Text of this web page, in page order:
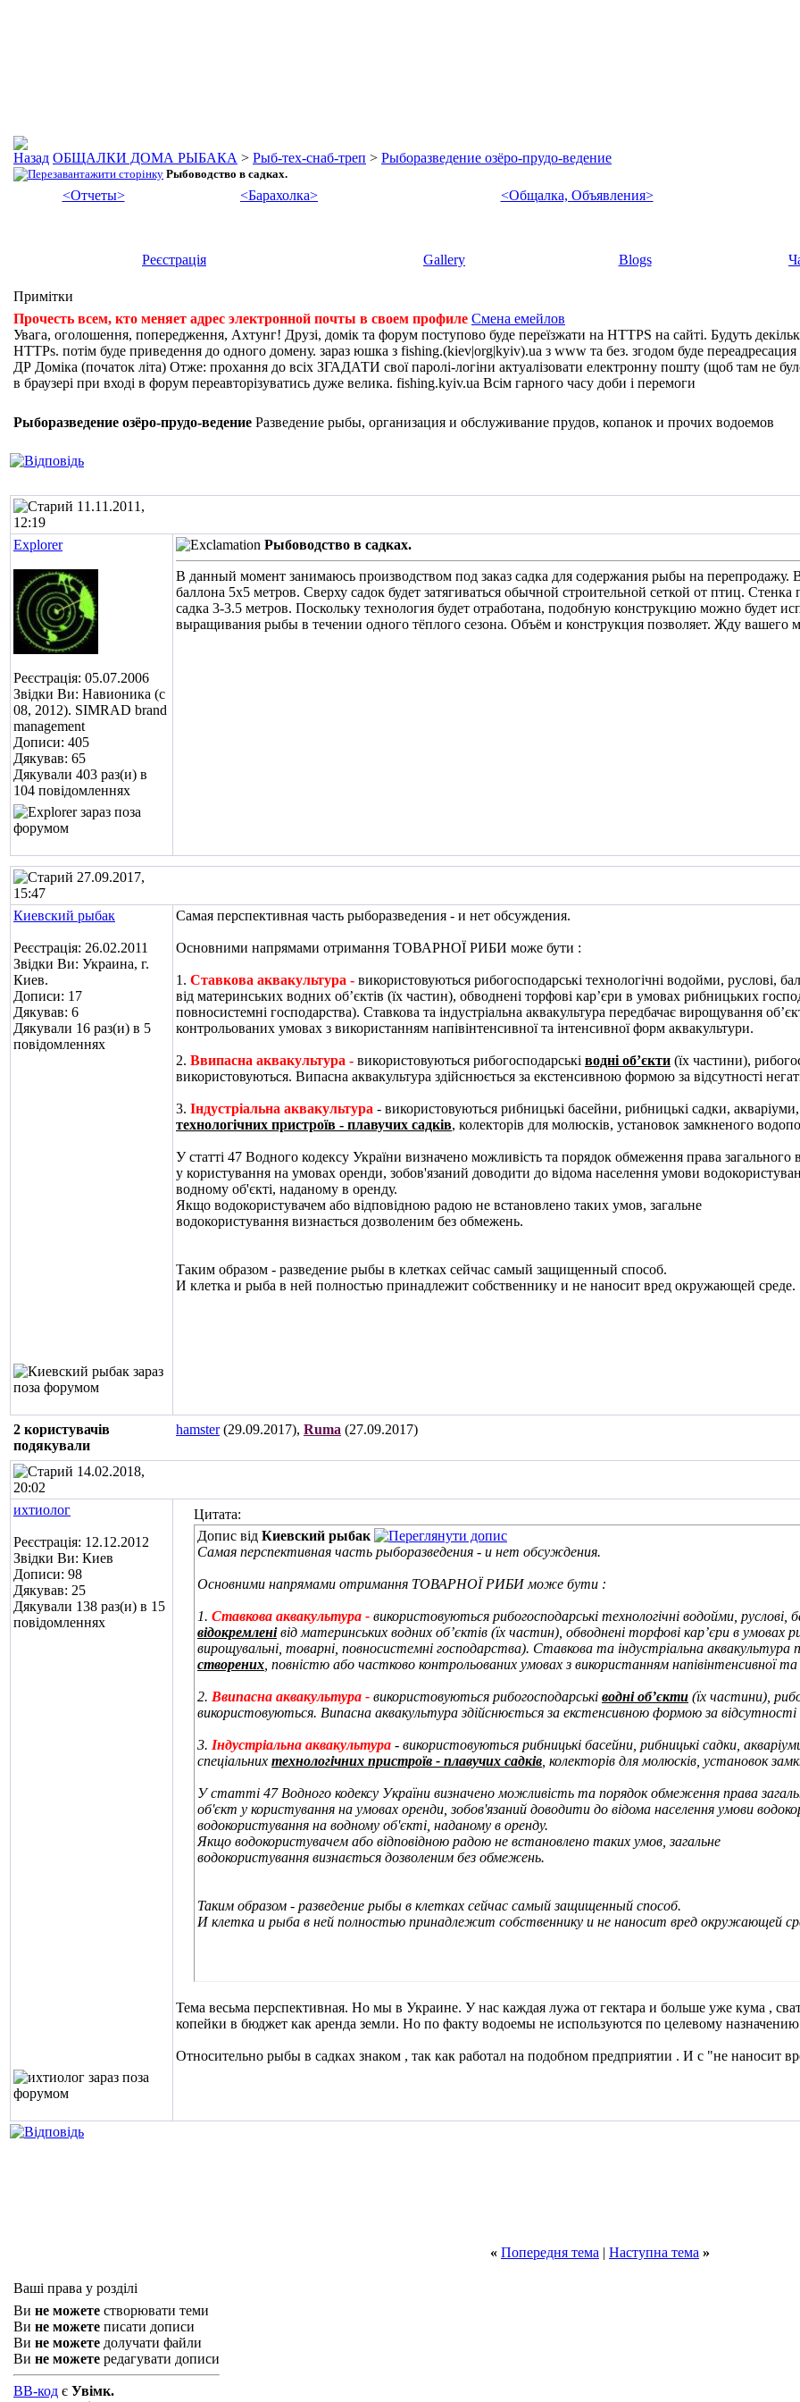
ОБЩАЛКИ ДОМА РЫБАКА > Рыб-тех-снаб-треп > Рыборазведение озёро-прудо-ведение
Рыбоводство в садках.
<Отчеты> <Барахолка> <Общалка, Объявления>
Реєстрація Gallery Blogs
Примітки
Прочесть всем, кто меняет адрес электронной почты в своем профиле Смена емейлов
Увага, оголошення, попередження, Ахтунг! Друзі, домік та форум поступово буде переїзжати на HTTPS на сайті. Будуть
HTTPs. потім буде приведення до одного домену. зараз юшка з fishing.(kiev|org|kyiv).ua з www та без. згодом буде
ДР Доміка (початок літа) Отже: прохання до всіх ЗГАДАТИ свої паролі-логіни актуалізовати електронну пошту (щоб там не
в браузері при вході в форум переавторізуватись дуже велика. fishing.kyiv.ua Всім гарного часу доби і перемоги
Рыборазведение озёро-прудо-ведение Разведение рыбы, организация и обслуживание прудов, копанок и прочих водоемов
11.11.2011,
12:19
Еxplorer
Реєстрація: 05.07.2006
Звідки Ви: Навионика (с
08, 2012). SIMRAD brand
management
Дописи: 405
Дякував: 65
Дякували 403 раз(и) в
104 повідомленнях
Рыбоводство в садках.
В данный момент занимаюсь производством под заказ садка для содержания рыбы на перепродажу.
баллона 5х5 метров. Сверху садок будет затягиваться обычной строительной сеткой от птиц.
садка 3-3.5 метров. Поскольку технология будет отработана, подобную конструкцию можно будет
выращивания рыбы в течении одного тёплого сезона. Объём и конструкция позволяет. Жду вашего
27.09.2017,
15:47
Киевский рыбак
Реєстрація: 26.02.2011
Звідки Ви: Украина, г.
Киев.
Дописи: 17
Дякував: 6
Дякували 16 раз(и) в 5
повідомленнях
Самая перспективная часть рыборазведения - и нет обсуждения.
Основними напрямами отримання ТОВАРНОЇ РИБИ може бути :
1. Ставкова аквакультура - використовуються рибогосподарські технологічні водойми, руслові,
від материнських водних об’єктів (їх частин), обводнені торфові кар’єри в умовах рибницьких
повносистемні господарства). Ставкова та індустріальна аквакультура передбачає вирощування
контрольованих умовах з використанням напівінтенсивної та інтенсивної форм аквакультури.
2. Ввипасна аквакультура - використовуються рибогосподарські водні об’єкти (їх частини),
використовуються. Випасна аквакультура здійснюється за екстенсивною формою за відсутності
3. Індустріальна аквакультура - використовуються рибницькі басейни, рибницькі садки,
технологічних пристроїв - плавучих садків, колекторів для молюсків, установок замкненого
Устатті 47 Водного кодексу України визначено можливість та порядок обмеження права загального
у користування на умовах оренди, зобов'язаний доводити до відома населення умови
водному об'єкті, наданому в оренду.
Якщо водокористувачем або відповідною радою не встановлено таких умов, загальне
водокористування визнається дозволеним без обмежень.
Таким образом - разведение рыбы в клетках сейчас самый защищенный способ.
И клетка и рыба в ней полностью принадлежит собственнику и не наносит вред окружающей среде.
2 користувачів
подякували
hamster(29.09.2017), Ruma (27.09.2017)
14.02.2018,
20:02
ихтиолог
Реєстрація: 12.12.2012
Звідки Ви: Киев
Дописи: 98
Дякував: 25
Дякували 138 раз(и) в 15
повідомленнях
Цитата:
Допис від Киевский рыбак
Самая перспективная часть рыборазведения - и нет обсуждения.
Основними напрямами отримання ТОВАРНОЇ РИБИможе бути :
1. Ставкова аквакультура - використовуються рибогосподарські технологічні водойми,
відокремленівід материнських водних об’єктів (їх частин), обводнені торфові кар’єри в умовах
вирощувальні, товарні, повносистемні господарства). Ставкова та індустріальна аквакультура
створених , повністю або частково контрольованих умовах з використанням напівінтенсивної
2. Ввипасна аквакультура - використовуються рибогосподарські водні об’єкти (їх частини),
використовуються. Випасна аквакультура здійснюється за екстенсивною формою за
3. Індустріальна аквакультура - використовуються рибницькі басейни, рибницькі садки,
спеціальних технологічних пристроїв - плавучих садків , колекторів для молюсків, установок
Устатті 47 Водного кодексу України визначено можливість та порядок обмеження права
об'єкт у користування на умовах оренди, зобов'язаний доводити до відома населення умови
водокористування на водному об'єкті, наданому в оренду.
Якщо водокористувачем або відповідною радою не встановлено таких умов, загальне
водокористування визнається дозволеним без обмежень.
Таким образом - разведение рыбы в клетках сейчас самый защищенный способ.
И клетка и рыба в ней полностью принадлежит собственнику и не наносит вред окружающей
Тема весьма перспективная. Но мы в Украине. У нас каждая лужа от гектара и больше уже кума ,
копейки в бюджет как аренда земли. Но по факту водоемы не используются по целевому
Относительно рыбы в садках знаком , так как работал на подобном предприятии . И с "не наносит
« Попередня тема | Наступна тема »
Ваші права у розділі
Ви не можете створювати теми
Ви не можете писати дописи
Ви не можете долучати файли
Ви не можете редагувати дописи
BB-код є Увімк.